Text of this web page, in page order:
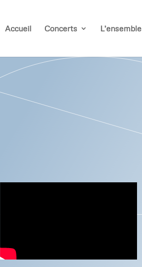
Accueil Concerts L’ensemble